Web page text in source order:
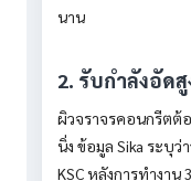
นาน
2. รับกำลังอัด
ผิวจราจรคอนกรีตต้
นิ่ง ข้อมูล Sika ระบุว่
KSC หลังการทำงาน